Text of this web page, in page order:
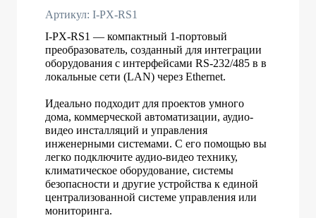
Артикул: I-PX-RS1
I-PX-RS1 — компактный 1-портовый
преобразователь, созданный для интеграции
оборудования с интерфейсами RS-232/485 в в
локальные сети (LAN) через Ethernet.
Идеально подходит для проектов умного
дома, коммерческой автоматизации, аудио-
видео инсталляций и управления
инженерными системами. С его помощью вы
легко подключите аудио-видео технику,
климатическое оборудование, системы
безопасности и другие устройства к единой
централизованной системе управления или
мониторинга.